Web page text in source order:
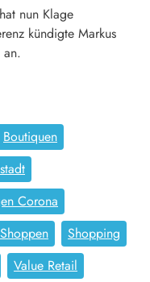
nun Klage
kündigte Markus
Boutiquen
Corona
Shoppen
Shopping
Value Retail